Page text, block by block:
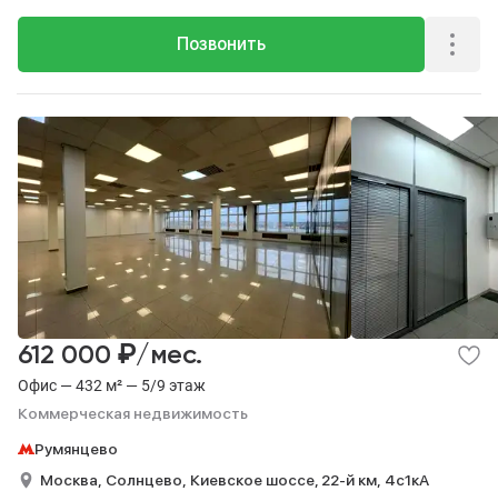
Позвонить
Офис — 432 м² — 5/9 этаж
Коммерческая недвижимость
612 000 ₽/мес.
Румянцево
Москва, Солнцево, Киевское шоссе, 22-й км, 4с1кА